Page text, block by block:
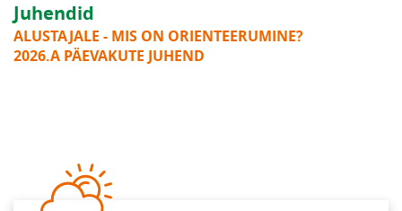
Juhendid
ALUSTAJALE - MIS ON ORIENTEERUMINE?
2026.A PÄEVAKUTE JUHEND